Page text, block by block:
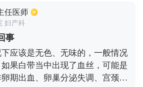
上消化道出血有关系，常见的包
管等部位出血。这种情况的出
停留的时间比较长，并且消化的
多的化学反应，因此在排出的时
如果是新鲜的血液，通常和下消
是肛裂、肛漏、痔疮等。
任医师
妇产科
事
应该是无色、无味的，一般情况
果白带当中出现了血丝，可能是
期出血、卵巢分泌失调、宫颈糜